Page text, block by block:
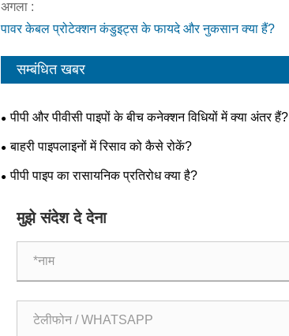
अगला :
पावर केबल प्रोटेक्शन कंडुइट्स के फायदे और नुकसान क्या हैं?
सम्बंधित खबर
पीपी और पीवीसी पाइपों के बीच कनेक्शन विधियों में क्या अंतर हैं?
बाहरी पाइपलाइनों में रिसाव को कैसे रोकें?
पीपी पाइप का रासायनिक प्रतिरोध क्या है?
मुझे संदेश दे देना